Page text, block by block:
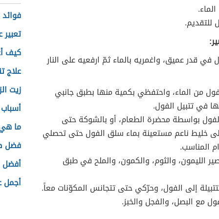
قدر عميق، واغمريه بالماء ثمّ ارفعيه على النار
من الماء، واحتفظي بكمية منها بطبق جانبي
في تتبيل الفول.
بواسطة محضرة الطعام، أو بالشوكة حتى
خليط ناعم مستعينة بماء سلق الفول حتى تحصلي
المناسب.
الليمون، والثوم، والكمون، والملح في طبق
إلى الفول، وحرّكي حتى تتجانس المكوّنات معاً.
مع البصل، والفجل والخبز.
كيف
علاج
زيت
ما
فضل
أفضل
أجمل